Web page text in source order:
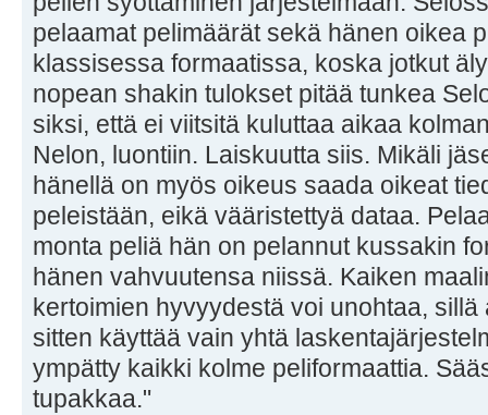
pelaamat pelimäärät sekä hänen oikea
klassisessa formaatissa, koska jotkut
nopean shakin tulokset pitää tunkea
siksi, että ei viitsitä kuluttaa aikaa
Nelon, luontiin. Laiskuutta siis. Mikäli
hänellä on myös oikeus saada oikeat
peleistään, eikä vääristettyä dataa.
monta peliä hän on pelannut kussakin
hänen vahvuutensa niissä. Kaiken
kertoimien hyvyydestä voi unohtaa,
sitten käyttää vain yhtä
ympätty kaikki kolme peliformaattia.
tupakkaa."